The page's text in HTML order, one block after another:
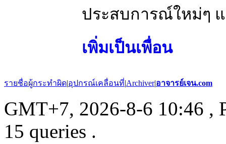
ประสบการณ์ใหม่ๆ
เพิ่มเป็นเพื่อน
รายชื่อผู้กระทำผิด|อุปกรณ์เคลื่อนที่|Archiver|อาจารย์เจน.com
GMT+7, 2026-8-6 10:46 ,
15 queries .